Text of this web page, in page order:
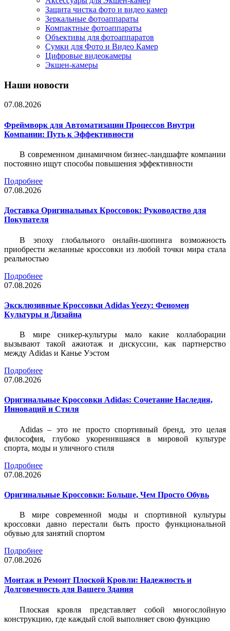
Защита чистка фото и видео камер
Зеркальные фотоаппараты
Компактные фотоаппараты
Объективы для фотоаппаратов
Сумки для Фото и Видео Камер
Цифровые видеокамеры
Экшен-камеры
Наши новости
07.08.2026
Фреймворк для Автоматизации Процессов Внутри
Компании: Путь к Эффективности
В современном динамичном бизнес-ландшафте компании
постоянно ищут способы повышения эффективности
Подробнее
07.08.2026
Доставка Оригинальных Кроссовок: Руководство для
Покупателя
В эпоху глобального онлайн-шопинга возможность
приобрести желанные кроссовки из любой точки мира стала
реальностью
Подробнее
07.08.2026
Эксклюзивные Кроссовки Adidas Yeezy: Феномен
Культуры и Дизайна
В мире сникер-культуры мало какие коллаборации
вызывают такой ажиотаж и дискуссии, как партнерство
между Adidas и Канье Уэстом
Подробнее
07.08.2026
Оригинальные Кроссовки Adidas: Сочетание Наследия,
Инноваций и Стиля
Adidas – это не просто спортивный бренд, это целая
философия, глубоко укоренившаяся в мировой культуре
спорта, моды и уличного стиля
Подробнее
07.08.2026
Оригинальные Кроссовки: Больше, Чем Просто Обувь
В мире современной моды и спортивной культуры
кроссовки давно перестали быть просто функциональной
обувью для занятий спортом
Подробнее
07.08.2026
Монтаж и Ремонт Плоской Кровли: Надежность и
Долговечность для Вашего Здания
Плоская кровля представляет собой многослойную
конструкцию, где каждый слой выполняет свою функцию